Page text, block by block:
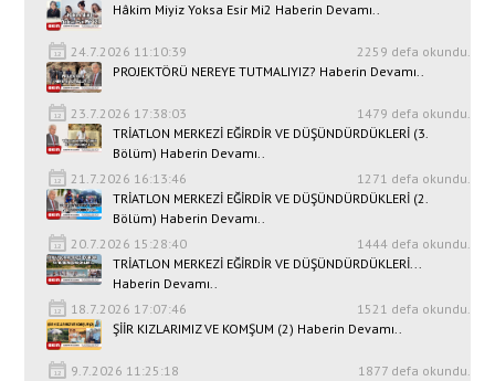
Hâkim Miyiz Yoksa Esir Mi2 Haberin Devamı..
24.7.2026 11:10:39
2259 defa okundu.
PROJEKTÖRÜ NEREYE TUTMALIYIZ? Haberin Devamı..
23.7.2026 17:38:03
1479 defa okundu.
TRİATLON MERKEZİ EĞİRDİR VE DÜŞÜNDÜRDÜKLERİ (3.
Bölüm) Haberin Devamı..
21.7.2026 16:13:46
1271 defa okundu.
TRİATLON MERKEZİ EĞİRDİR VE DÜŞÜNDÜRDÜKLERİ (2.
Bölüm) Haberin Devamı..
20.7.2026 15:28:40
1444 defa okundu.
TRİATLON MERKEZİ EĞİRDİR VE DÜŞÜNDÜRDÜKLERİ...
Haberin Devamı..
18.7.2026 17:07:46
1521 defa okundu.
ŞİİR KIZLARIMIZ VE KOMŞUM (2) Haberin Devamı..
9.7.2026 11:25:18 1877 defa okundu.